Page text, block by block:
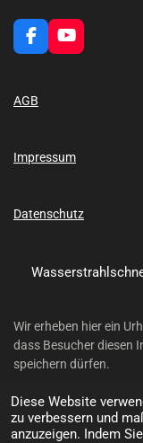
Diese Website
zu verbessern und
anzuzeigen. Indem
F
a
b
k
Y
o
AGB
Impressum
Datenschutz
Wir erheben hier ein
dass Besucher diesen
speichern dürfen.
© 2024 - 2026